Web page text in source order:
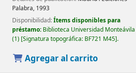
Palabra, 1993
Disponibilidad:Ítems disponibles para
préstamo: Biblioteca Universidad Monteávila
(1) Signatura topográfica: BF721 M45 .
Agregar al carrito